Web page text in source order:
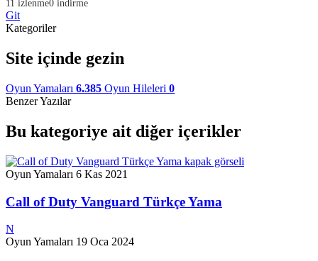
11 izlenme0 indirme
Git
Kategoriler
Site içinde gezin
Oyun Yamaları 6.385 Oyun Hileleri 0
Benzer Yazılar
Bu kategoriye ait diğer içerikler
Oyun Yamaları 6 Kas 2021
Call of Duty Vanguard Türkçe Yama
N
Oyun Yamaları 19 Oca 2024